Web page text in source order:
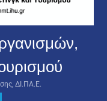
ΔΙ.ΠΑ.Ε.